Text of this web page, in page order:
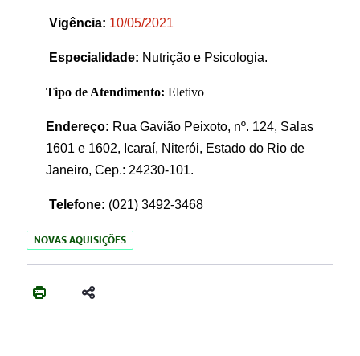
Vigência: 10/05/2021
Especialidade: Nutrição e Psicologia.
Tipo de Atendimento: Eletivo
Endereço: Rua Gavião Peixoto, nº. 124, Salas
1601 e 1602, Icaraí, Niterói, Estado do Rio de
Janeiro, Cep.: 24230-101.
Telefone: (021) 3492-3468
NOVAS AQUISIÇÕES